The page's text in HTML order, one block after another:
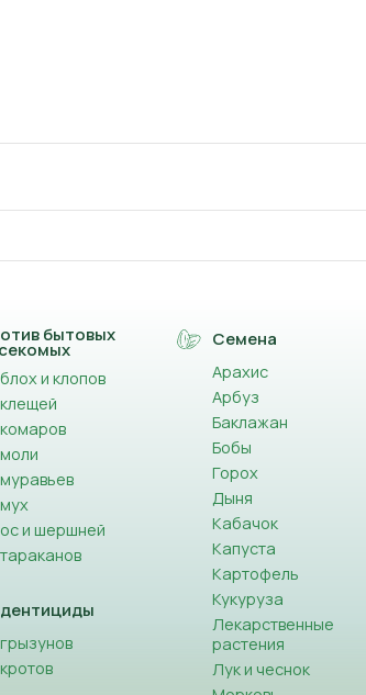
бытовых
и клопов
и шершней
Семена
Арахис
Арбуз
Баклажан
Бобы
Горох
Дыня
Кабачок
Капуста
Картофель
Кукуруза
Лекарственные
растения
Лук и чеснок